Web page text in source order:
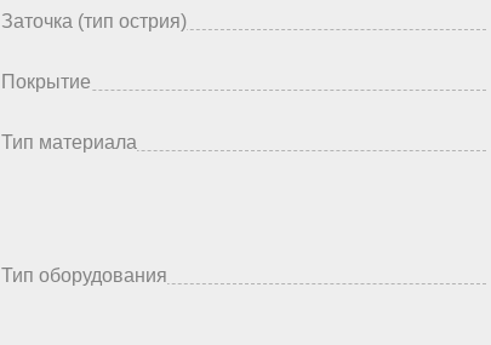
Заточка (тип острия)
Покрытие
Тип материала
Тип оборудования